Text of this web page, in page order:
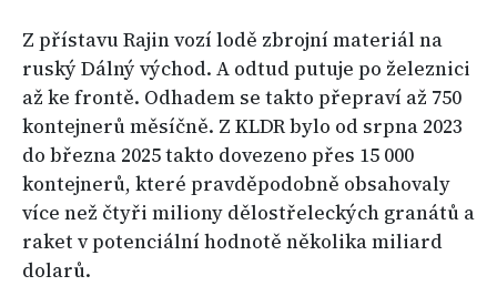
Z přístavu Rajin vozí lodě zbrojní materiál na
ruský Dálný východ. A odtud putuje po železnici
až ke frontě. Odhadem se takto přepraví až 750
kontejnerů měsíčně. Z KLDR bylo od srpna 2023
do března 2025 takto dovezeno přes 15 000
kontejnerů, které pravděpodobně obsahovaly
více než čtyři miliony dělostřeleckých granátů a
raket v potenciální hodnotě několika miliard
dolarů.